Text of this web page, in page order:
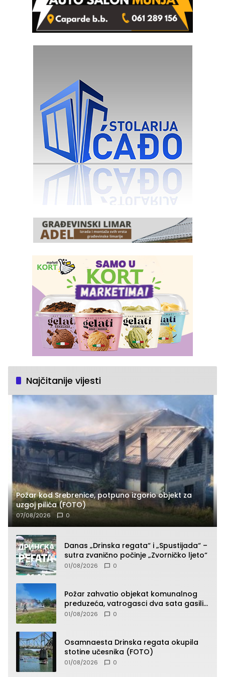
Najčitanije vijesti
Požar kod Srebrenice, potpuno izgorio objekt za
uzgoj pilića (FOTO)
07/08/2026 0
Danas „Drinska regata“ i „Spustijada“ –
sutra zvanično počinje „Zvorničko ljeto“
01/08/2026 0
Požar zahvatio objekat komunalnog
preduzeća, vatrogasci dva sata gasili
vatru (FOTO)
01/08/2026 0
Osamnaesta Drinska regata okupila
stotine učesnika (FOTO)
01/08/2026 0